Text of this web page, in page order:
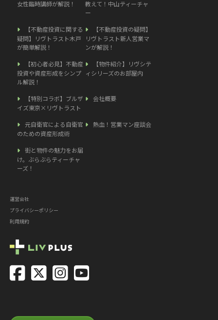
女性臨時講師が解説！
教えて！中山ティーチャ
ー
【不動産投資に関する
疑問】リヴトラスト木戸
が簡単解説！
【不動産投資の疑問】
リヴトラスト新人営業マ
ンが解説！
【初心者必見】不動産
投資や資産形成をシンプ
ル解説！
【物件紹介】リヴシテ
ィシリーズのお部屋内
【特別コラボ】ブルザ
イズ東京×リヴトラスト
会社概要
元自衛官による自衛官
のための資産形成術
熱血！営業マン座談会
街と物件の魅力をお届
け。ぶらぶらティーチャ
ーズ！
運営会社
プライバシーポリシー
利用規約